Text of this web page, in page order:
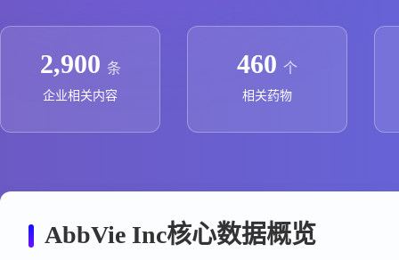
政策法规
药品生产企业
2,900 条
企业相关内容
460 个
相关药物
AbbVie Inc核心数据概览